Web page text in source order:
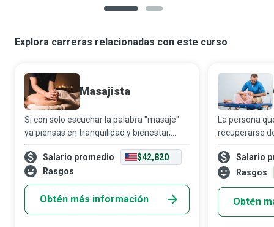
Explora carreras relacionadas con este curso
Masajista
Si con solo escuchar la palabra "masaje"
ya piensas en tranquilidad y bienestar,
imagina todo lo bueno que puede hacerte
una sesión completa con un masajista
profesional.
Salario promedio
$42,820
Rasgos
Obtén más información
La persona
recuperarse
enfermedad
profesionales
Salario
Rasgos
Obtén